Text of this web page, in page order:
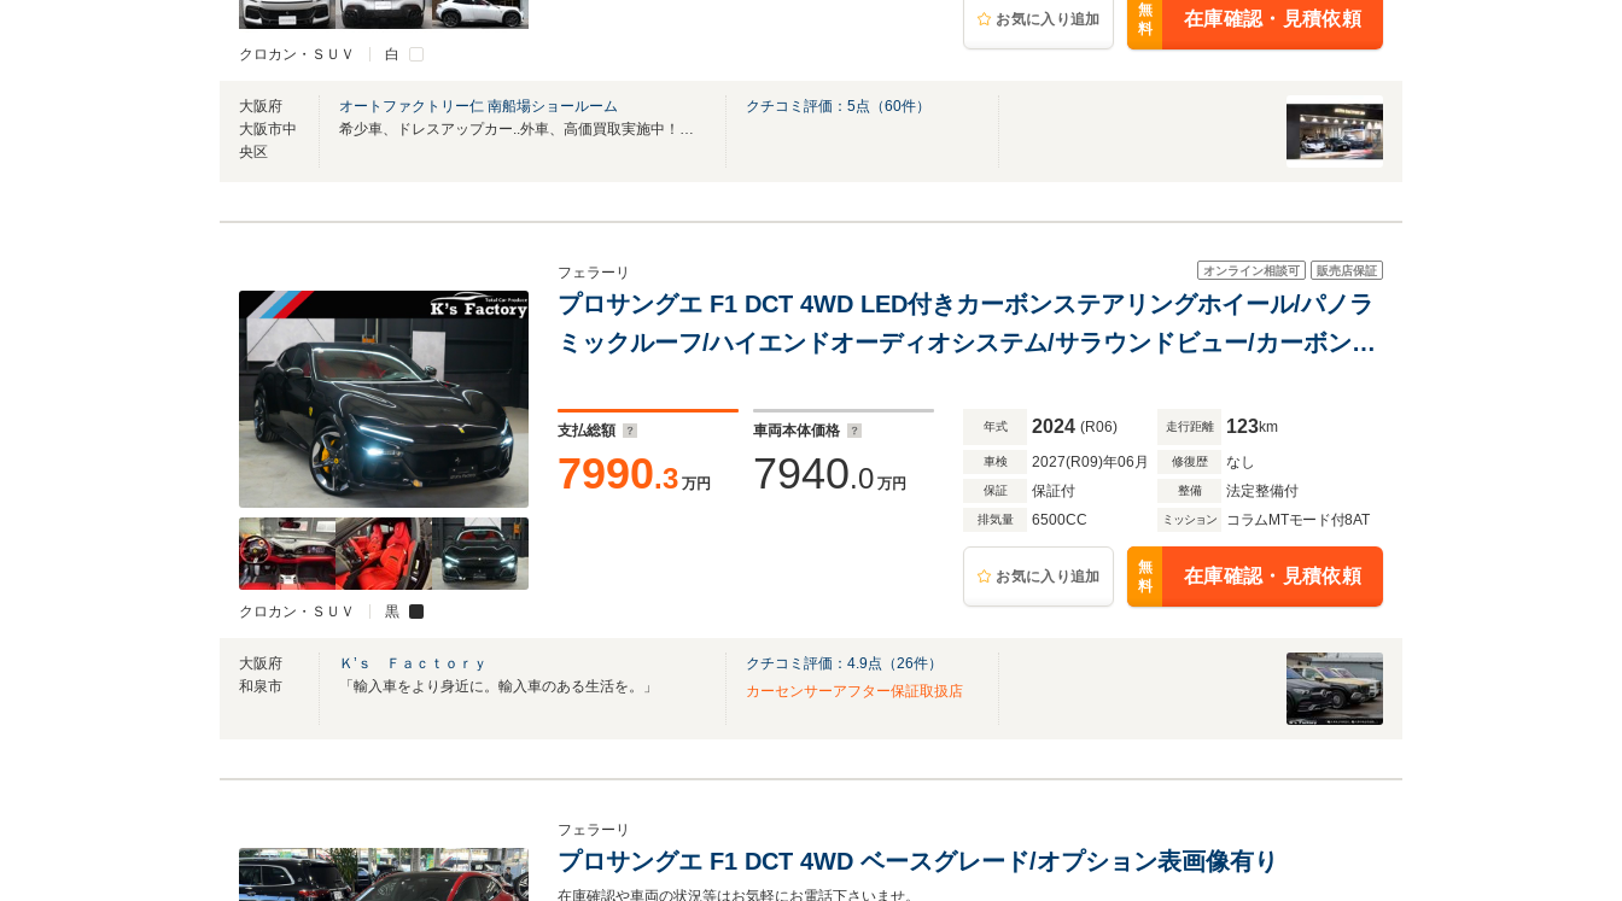
クロカン・ＳＵＶ 白
お気に入り追加
無
料
在庫確認・見積依頼
大阪府
大阪市中
央区
オートファクトリー仁 南船場ショールーム
希少車、ドレスアップカー..外車、高価買取実施中！お気軽にご相談ください！
クチコミ評価： 5点（60件）
クロカン・ＳＵＶ 黒
オンライン相談可 販売店保証
フェラーリ
プロサングエ F1 DCT 4WD LED付きカーボンステアリングホイール/パノラ
ミックルーフ/ハイエンドオーディオシステム/サラウンドビュー/カーボンパ
ザー)
支払総額
7990.3 万円
車両本体価格
7940.0 万円
年式 2024 (R06) 走行距離 123km
車検 2027(R09)年06月 修復歴 なし
保証 保証付 整備 法定整備付
排気量 6500CC ミッション コラムMTモード付8AT
お気に入り追加
無
料
在庫確認・見積依頼
大阪府
和泉市
Ｋ’ｓ Ｆａｃｔｏｒｙ
「輸入車をより身近に。輸入車のある生活を。」
クチコミ評価： 4.9点（26件）
カーセンサーアフター保証取扱店
フェラーリ
プロサングエ F1 DCT 4WD ベースグレード/オプション表画像有り
在庫確認や車両の状況等はお気軽にお電話下さいませ。